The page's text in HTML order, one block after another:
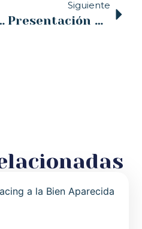
de Torrelavega
Siguiente
Presentación Asamblea de Vida Consagrada